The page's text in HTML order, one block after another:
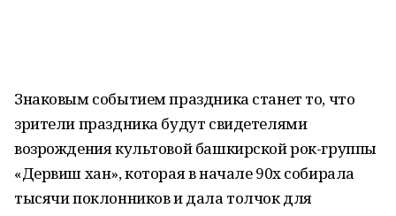
Знаковым событием праздника станет то, что
зрители праздника будут свидетелями
возрождения культовой башкирской рок-группы
«Дервиш хан», которая в начале 90х собирала
тысячи поклонников и дала толчок для